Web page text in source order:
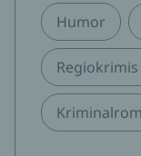
Humor
Regiokrimis